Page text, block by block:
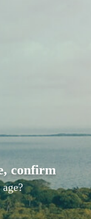
confirm
filtro
puro.
lo
especial: